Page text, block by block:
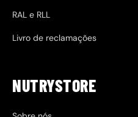
RAL e RLL
Livro de reclamações
NUTRYSTORE